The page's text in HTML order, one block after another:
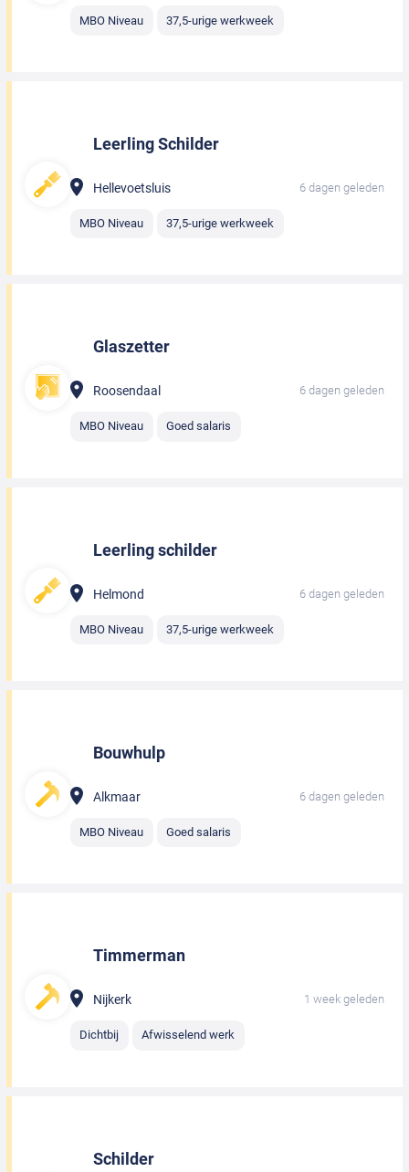
MBO Niveau 37,5-urige werkweek
Leerling Schilder
Hellevoetsluis 6 dagen geleden
MBO Niveau 37,5-urige werkweek
Glaszetter
Roosendaal 6 dagen geleden
MBO Niveau Goed salaris
Leerling schilder
Helmond 6 dagen geleden
MBO Niveau 37,5-urige werkweek
Bouwhulp
Alkmaar 6 dagen geleden
MBO Niveau Goed salaris
Timmerman
Nijkerk 1 week geleden
Dichtbij Afwisselend werk
Schilder